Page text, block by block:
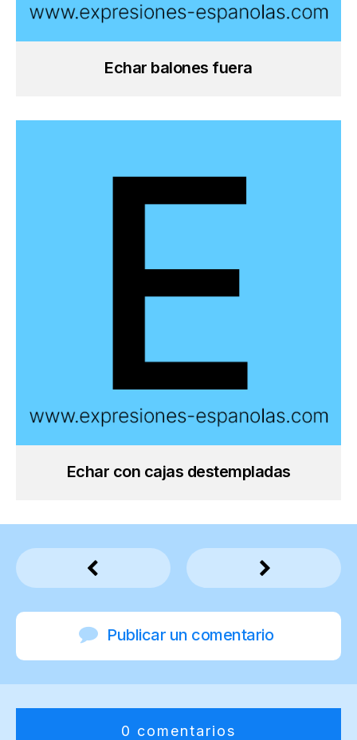
Echar balones fuera
Echar con cajas destempladas
Publicar un comentario
0 comentarios